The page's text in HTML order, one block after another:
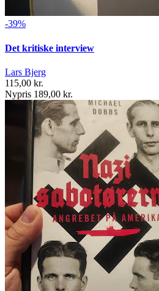
-39%
Det kritiske interview
Lars Bjerg
115,00 kr.
Nypris 189,00 kr.